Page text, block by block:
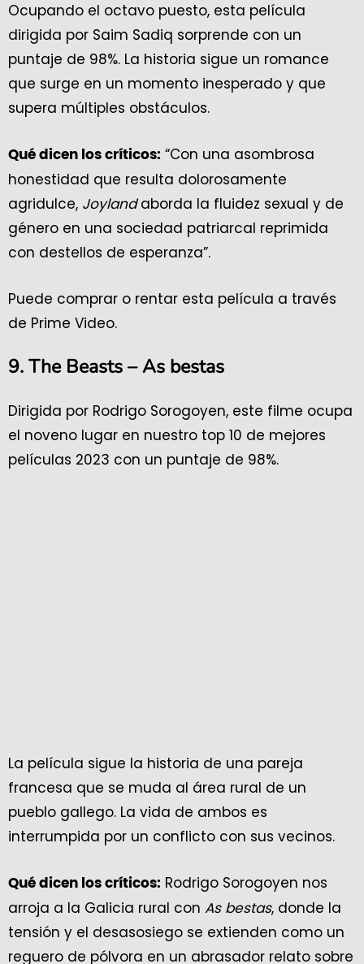
Ocupando el octavo puesto, esta película
dirigida por Saim Sadiq sorprende con un
puntaje de 98%. La historia sigue un romance
que surge en un momento inesperado y que
supera múltiples obstáculos.
Qué dicen los críticos: “Con una asombrosa
honestidad que resulta dolorosamente
agridulce, Joylandaborda la fluidez sexual y de
género en una sociedad patriarcal reprimida
con destellos de esperanza”.
Puede comprar o rentar esta película a través
de Prime Video.
9. The Beasts – As bestas
Dirigida por Rodrigo Sorogoyen, este filme ocupa
el noveno lugar en nuestro top 10 de mejores
películas 2023 con un puntaje de 98%.
La película sigue la historia de una pareja
francesa que se muda al área rural de un
pueblo gallego. La vida de ambos es
interrumpida por un conflicto con sus vecinos.
Qué dicen los críticos: Rodrigo Sorogoyen nos
arroja a la Galicia rural con As bestas, donde la
tensión y el desasosiego se extienden como un
reguero de pólvora en un abrasador relato sobre